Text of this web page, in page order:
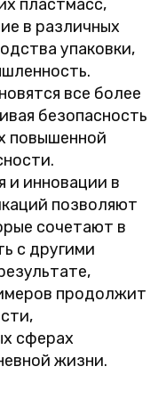
пластмасс,
в различных
упаковки,
все более
безопасность
повышенной
и инновации в
позволяют
сочетают в
с другими
продолжит
сферах
жизни.